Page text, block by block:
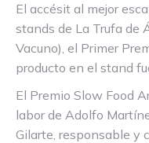
El accésit al mejor
stands de La Trufa de
Vacuno), el Primer
producto en el stand
El Premio Slow Food
labor de Adolfo
Gilarte, responsable y